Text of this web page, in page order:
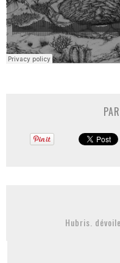
Hubris.